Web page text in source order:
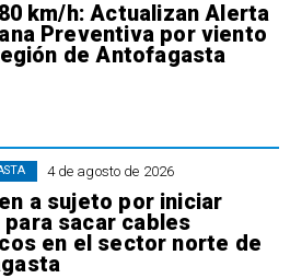
km/h: Actualizan Alerta
Preventiva por viento
de Antofagasta
4 de agosto de 2026
a sujeto por iniciar
para sacar cables
en el sector norte de